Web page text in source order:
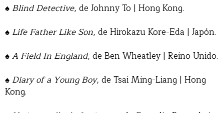
♠ Blind Detective, de Johnny To | Hong Kong.
♠ Life Father Like Son, de Hirokazu Kore-Eda | Japón.
♠A Field In England, de Ben Wheatley | Reino Unido.
♠ Diary of a Young Boy, de Tsai Ming-Liang | Hong
Kong.